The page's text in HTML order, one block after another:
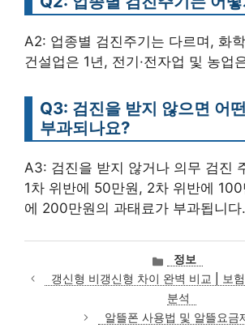
A2: 업종별 검진주기는 다르며, 화
건설업은 1년, 전기·전자업 및 농업
Q3: 검진을 받지 않으면 어
부과되나요?
A3: 검진을 받지 않거나 의무 검진
1차 위반에 50만원, 2차 위반에
에 200만원의 과태료가 부과됩니다.
카
테
고
리
정보
갱신형 비갱신형 차이 완벽 비교 | 보
분석
알뜰폰 사용법 및 알뜰요금